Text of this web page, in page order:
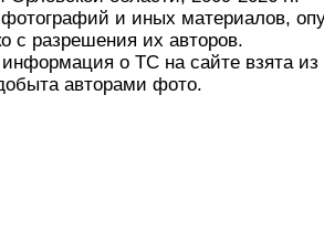
и иных материалов,
с разрешения их авторов.
о ТС на сайте взята из
авторами фото.